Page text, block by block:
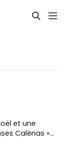
et une
»